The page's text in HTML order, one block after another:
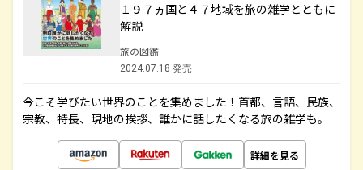
１９７ヵ国と４７地域を旅の雑学とともに
解説
旅の図鑑
2024.07.18 発売
今こそ学びたい世界のことを集めました！首都、言語、民族、
宗教、特長、現地の挨拶、誰かに話したくなる旅の雑学も。
詳細を見る